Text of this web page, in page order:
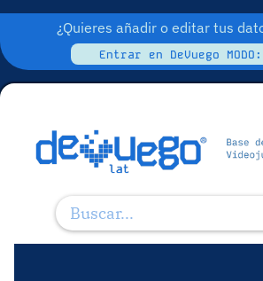
¿Quieres añadir o editar tus
Entrar en DeVuego